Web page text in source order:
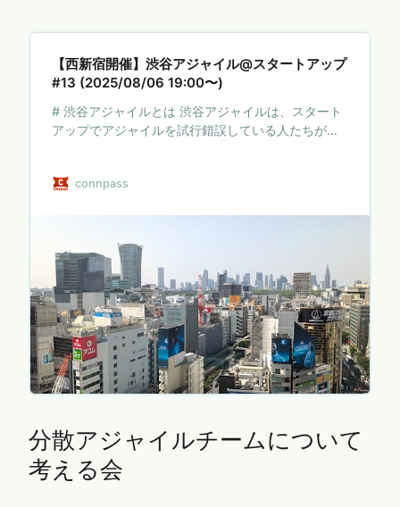
【西新宿開催】渋谷アジャイル@スタートアップ
#13 (2025/08/06 19:00〜)
# 渋谷アジャイルとは 渋谷アジャイルは、スタート
アップでアジャイルを試行錯誤している人たちが
しています。 会はOST(全員参加型コンテンツ: 後述)
目指しています。 スタートアップは不確実なものを
取り扱う性質上、アジャイルとの親和性は高いと考
えられます。しかし現実には、チームや会社、事業
の状況が目まぐるしく変わるスタートアップならで
はの悩みも多く見られます。 * チームが拡大してい
るが、カウ…
connpass
分散アジャイルチームについて
考える会